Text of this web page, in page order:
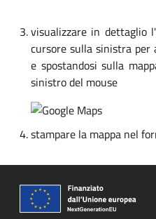
visualizzare in dettaglio
cursore sulla sinistra
e spostandosi sulla
sinistro del mouse
stampare la mappa nel